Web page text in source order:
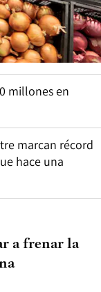
millones en
marcan récord
hace una
a frenar la